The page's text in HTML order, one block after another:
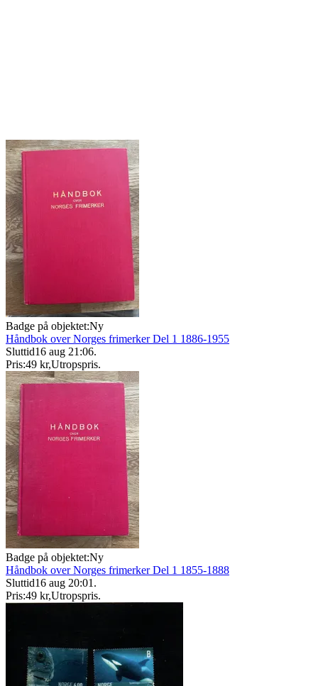
Badge på objektet:Ny
Håndbok over Norges frimerker Del 1 1886-1955
Sluttid16 aug 21:06.
Pris:49 kr,Utropspris.
Badge på objektet:Ny
Håndbok over Norges frimerker Del 1 1855-1888
Sluttid16 aug 20:01 .
Pris:49 kr,Utropspris.